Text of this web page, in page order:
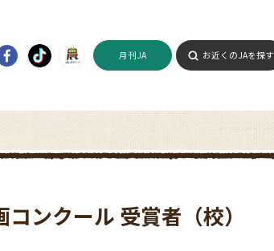
月刊JA お近くのJAを探す
ンクール 受賞者（校）